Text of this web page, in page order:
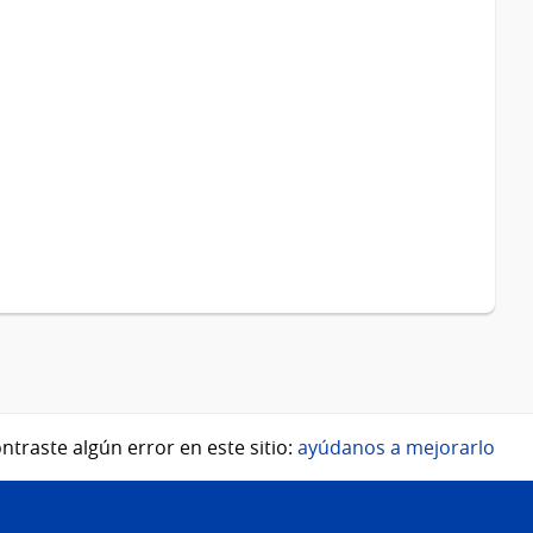
algún error en este sitio: ayúdanos a mejorarlo